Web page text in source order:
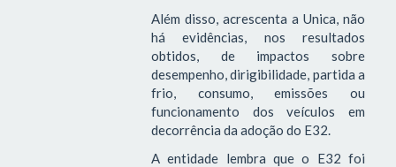
Além disso, acrescenta a Unica, não
há evidências, nos resultados
obtidos, de impactos sobre
desempenho, dirigibilidade, partida a
frio, consumo, emissões ou
funcionamento dos veículos em
decorrência da adoção do E32.
A entidade lembra que o E32 foi